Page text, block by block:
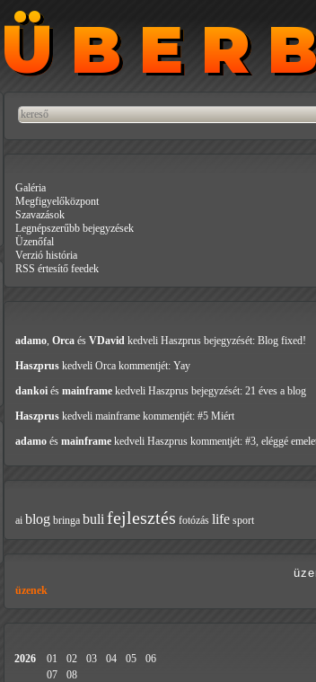
Galéria
Megfigyelőközpont
Szavazások
Legnépszerűbb bejegyzések
Üzenőfal
Verzió história
RSS értesítő feedek
adamo, Orca és VDavid kedveli Haszprus bejegyzését: Blog fixed!
Haszprus kedveli Orca kommentjét: Yay
dankoi és mainframe kedveli Haszprus bejegyzését: 21 éves a blog
Haszprus kedveli mainframe kommentjét: #5 Miért
adamo és mainframe kedveli Haszprus kommentjét: #3, eléggé
ai blog bringa buli fejlesztés fotózás life sport
üzenek
2026 01 02 03 04 05
06
07
08